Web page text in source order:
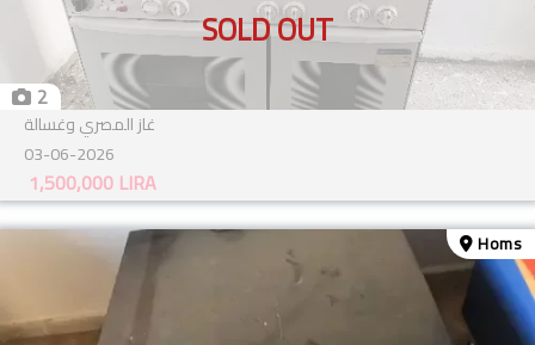
SOLD OUT
2
غاز المصري وغسالة
03-06-2026
LIRA
1,500,000
Homs